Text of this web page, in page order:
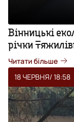
Вінницькі
річки
Читати більше
18 ЧЕРВНЯ/ 18:58